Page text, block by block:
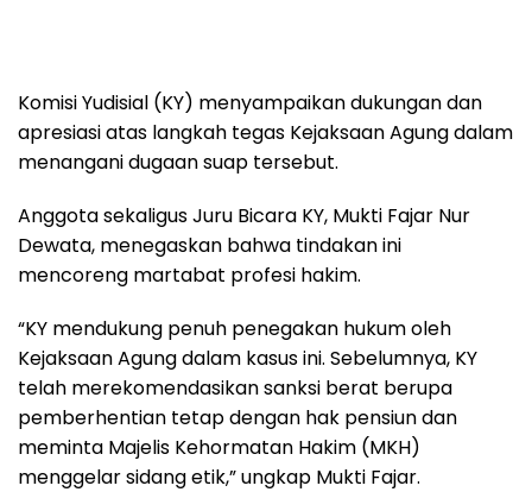
Komisi Yudisial (KY) menyampaikan dukungan dan
apresiasi atas langkah tegas Kejaksaan Agung dalam
menangani dugaan suap tersebut.
Anggota sekaligus Juru Bicara KY, Mukti Fajar Nur
Dewata, menegaskan bahwa tindakan ini
mencoreng martabat profesi hakim.
“KY mendukung penuh penegakan hukum oleh
Kejaksaan Agung dalam kasus ini. Sebelumnya, KY
telah merekomendasikan sanksi berat berupa
pemberhentian tetap dengan hak pensiun dan
meminta Majelis Kehormatan Hakim (MKH)
menggelar sidang etik,” ungkap Mukti Fajar.